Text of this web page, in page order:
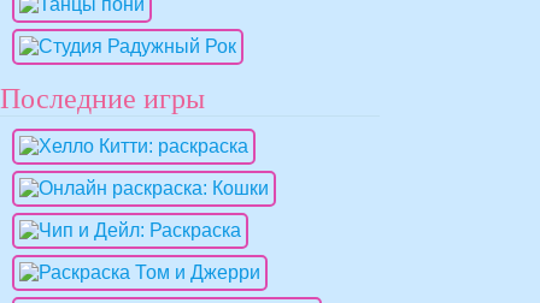
Последние игры